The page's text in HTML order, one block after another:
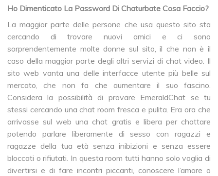
Ho Dimenticato La Password Di Chaturbate Cosa Faccio?
La maggior parte delle persone che usa questo sito sta
cercando di trovare nuovi amici e ci sono
sorprendentemente molte donne sul sito, il che non è il
caso della maggior parte degli altri servizi di chat video. Il
sito web vanta una delle interfacce utente più belle sul
mercato, che non fa che aumentare il suo fascino.
Considera la possibilità di provare EmeraldChat se tu
stessi cercando una chat room fresca e pulita. Era ora che
arrivasse sul web una chat gratis e libera per chattare
potendo parlare liberamente di sesso con ragazzi e
ragazze della tua età senza inibizioni e senza essere
bloccati o rifiutati. In questa room tutti hanno solo voglia di
divertirsi e di fare incontri piccanti, conoscere l’amore o